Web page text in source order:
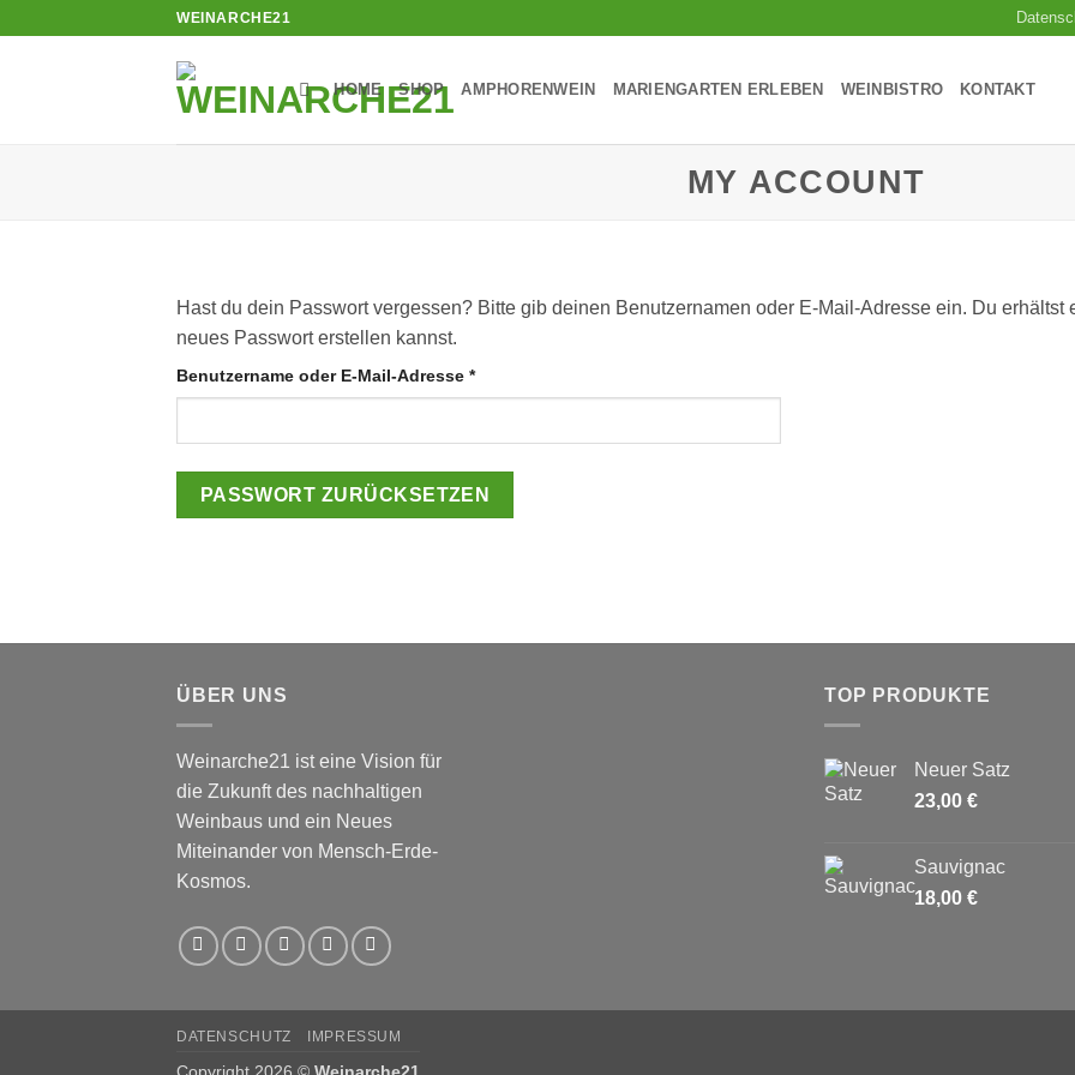
WEINARCHE21
HOME SHOP AMPHORENWEIN MARIENGARTEN ERLEBEN WEINBISTRO KONTAKT
MY ACCOUNT
Hast du dein Passwort vergessen? Bitte gib deinen Benutzernamen oder E-Mail-Adresse ein. Du
neues Passwort erstellen kannst.
Benutzername oder E-Mail-Adresse *Erforderlich
PASSWORT ZURÜCKSETZEN
ÜBER UNS
Weinarche21 ist eine Vision für
die Zukunft des nachhaltigen
Weinbaus und ein Neues
Miteinander von Mensch-Erde-
Kosmos.
TOP PRODUKTE
Neuer Satz
23,00 €
Sauvignac
18,00 €
DATENSCHUTZ IMPRESSUM